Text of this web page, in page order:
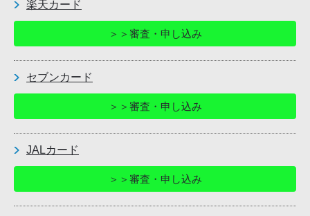
楽天カード
＞＞審査・申し込み
セブンカード
＞＞審査・申し込み
JALカード
＞＞審査・申し込み